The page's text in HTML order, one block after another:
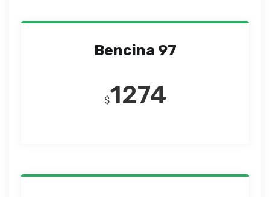
Bencina 97
$1274